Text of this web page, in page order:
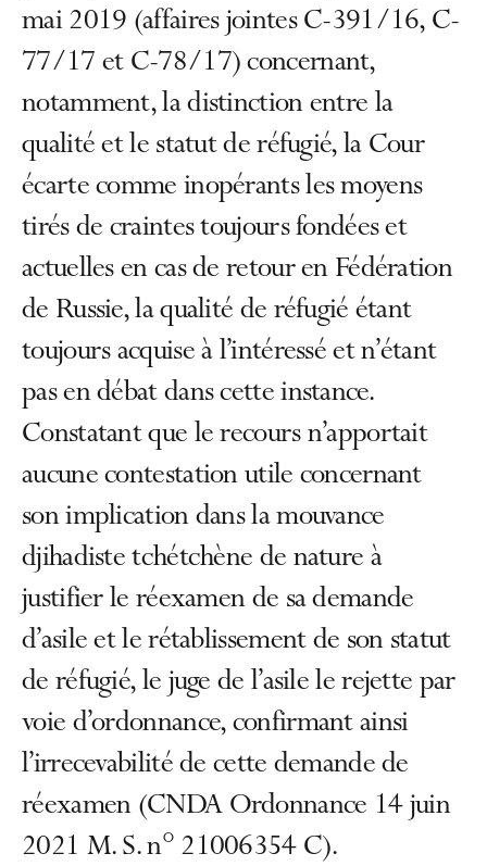
mai 2019 (affaires jointes C-391/16, C-
77/17 et C-78/17) concernant,
notamment, la distinction entre la
qualité et le statut de réfugié, la Cour
écarte comme inopérants les moyens
tirés de craintes toujours fondées et
actuelles en cas de retour en Fédération
de Russie, la qualité de réfugié étant
toujours acquise à l’intéressé et n’étant
pas en débat dans cette instance.
Constatant que le recours n’apportait
aucune contestation utile concernant
son implication dans la mouvance
djihadiste tchétchène de nature à
justifier le réexamen de sa demande
d’asile et le rétablissement de son statut
de réfugié, le juge de l’asile le rejette par
voie d’ordonnance, confirmant ainsi
l’irrecevabilité de cette demande de
réexamen (CNDA Ordonnance 14 juin
2021 M. S. n° 21006354 C).